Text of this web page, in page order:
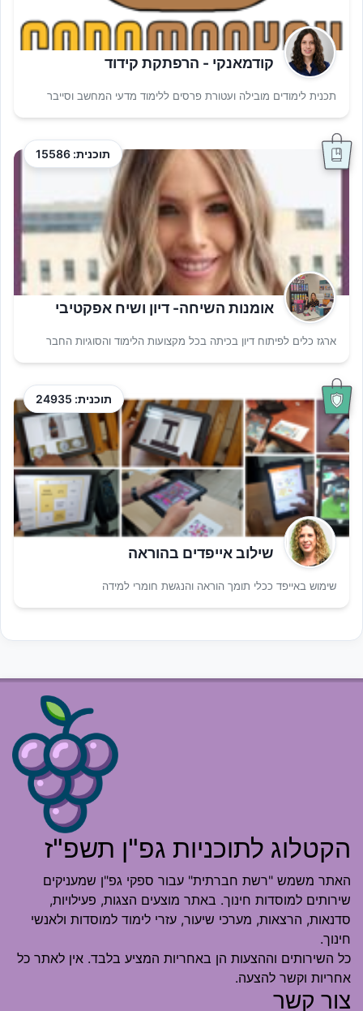
קודמאנקי - הרפתקת קידוד
תכנית לימודים מובילה ועטורת פרסים ללימוד מדעי המחשב וסייבר
תוכנית: 15586
אומנות השיחה- דיון ושיח אפקטיבי
ארגז כלים לפיתוח דיון בכיתה בכל מקצועות הלימוד והסוגיות החבר
תוכנית: 24935
שילוב אייפדים בהוראה
שימוש באייפד ככלי תומך הוראה והנגשת חומרי למידה
הקטלוג לתוכניות גפ"ן תשפ"ז
האתר משמש "רשת חברתית" עבור ספקי גפ"ן שמעניקים
שירותים למוסדות חינוך. באתר מוצעים הצגות, פעילויות,
סדנאות, הרצאות, מערכי שיעור, עזרי לימוד למוסדות ולאנשי
חינוך.
כל השירותים וההצעות הן באחריות המציע בלבד. אין לאתר כל
אחריות וקשר להצעה.
צור קשר